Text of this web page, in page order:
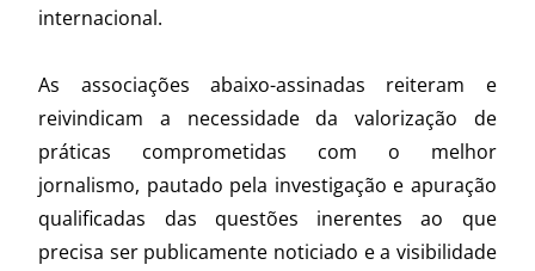
internacional.
As associações abaixo-assinadas reiteram e
reivindicam a necessidade da valorização de
práticas comprometidas com o melhor
jornalismo, pautado pela investigação e apuração
qualificadas das questões inerentes ao que
precisa ser publicamente noticiado e a visibilidade